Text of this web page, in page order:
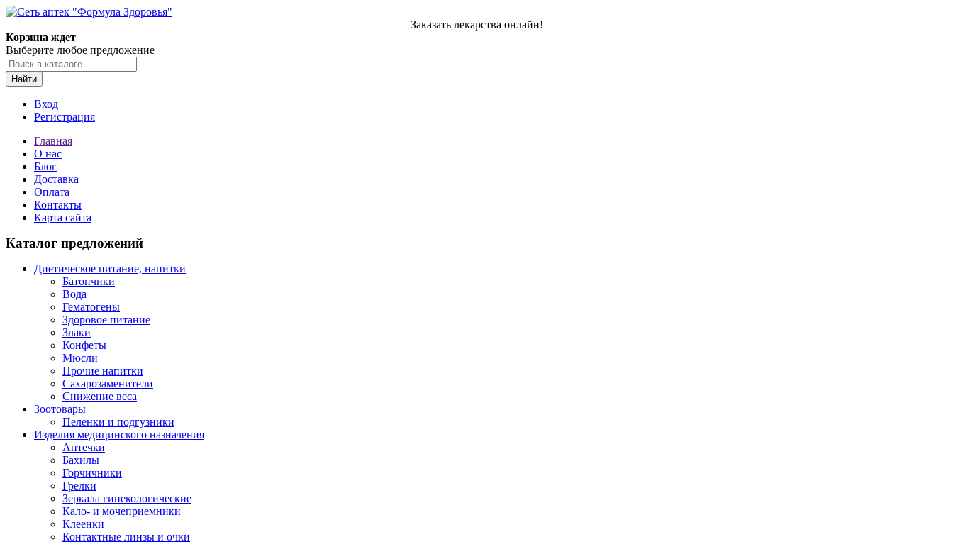
Заказать лекарства онлайн!
Корзина ждет
Выберите любое предложение
Найти
Вход
Регистрация
Главная
О нас
Блог
Доставка
Оплата
Контакты
Карта сайта
Каталог предложений
Диетическое питание, напитки
Батончики
Вода
Гематогены
Здоровое питание
Злаки
Конфеты
Мюсли
Прочие напитки
Сахарозаменители
Снижение веса
Зоотовары
Пеленки и подгузники
Изделия медицинского назначения
Аптечки
Бахилы
Горчичники
Грелки
Зеркала гинекологические
Кало- и мочеприемники
Клеенки
Контактные линзы и очки